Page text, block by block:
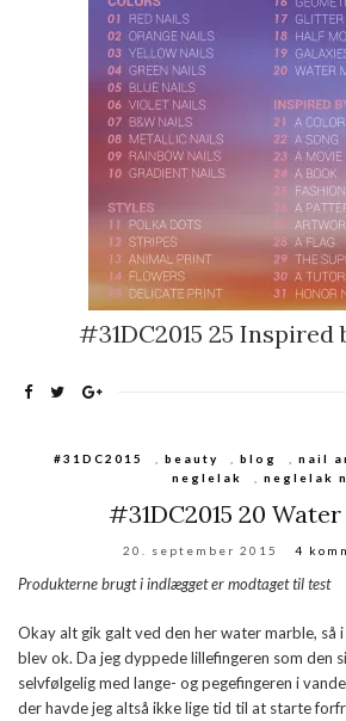
#31DC2015 25 Inspired
#31DC2015 beauty blog nail
neglelak
neglelak
#31DC2015 20
20. september 2015 4
Produkterne brugt i indlægget er modtaget til test
Okay alt gik galt ved den her water marble, så
blev ok. Da jeg dyppede lillefingeren som den
selvfølgelig med lange- og pegefingeren i
der havde jeg altså ikke lige tid til at starte